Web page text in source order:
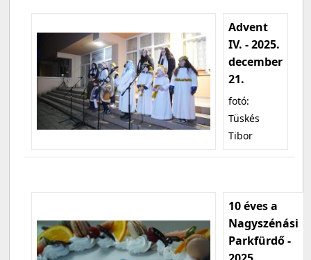
Advent
IV. - 2025.
december
21.
fotó:
Tüskés
Tibor
10 éves a
Nagyszénási
Parkfürdő -